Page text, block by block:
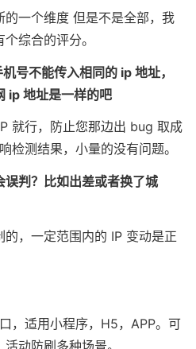
一个维度 但是不是全部，我
综合的评分。
号不能传入相同的 ip 地址，
ip 地址是一样的吧
就行，防止您那边出 bug 取成
检测结果，小量的没有问题。
判？比如出差或者换了城
，一定范围内的 IP 变动是正
，适用小程序，H5，APP。可
动防刷多种场景。